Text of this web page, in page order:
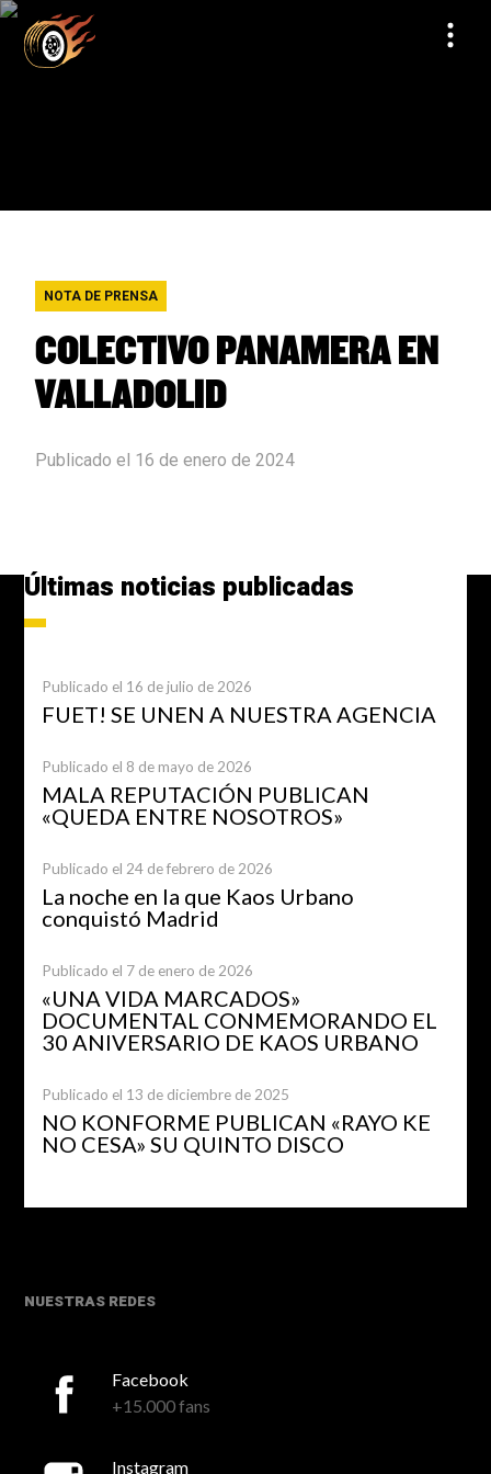
NOTA DE PRENSA
COLECTIVO PANAMERA EN
VALLADOLID
Publicado el 16 de enero de 2024
Últimas noticias publicadas
Publicado el 16 de julio de 2026
FUET! SE UNEN A NUESTRA AGENCIA
Publicado el 8 de mayo de 2026
MALA REPUTACIÓN PUBLICAN
«QUEDA ENTRE NOSOTROS»
Publicado el 24 de febrero de 2026
La noche en la que Kaos Urbano
conquistó Madrid
Publicado el 7 de enero de 2026
«UNA VIDA MARCADOS»
DOCUMENTAL CONMEMORANDO EL
30 ANIVERSARIO DE KAOS URBANO
Publicado el 13 de diciembre de 2025
NO KONFORME PUBLICAN «RAYO KE
NO CESA» SU QUINTO DISCO
NUESTRAS REDES
Facebook
+15.000 fans
Instagram